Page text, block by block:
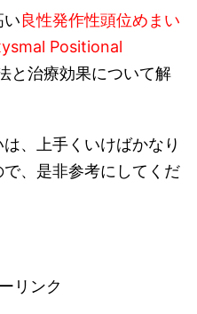
い良性発作性頭位めまい
Positional
と治療効果について解
、上手くいけばかなり
、是非参考にしてくだ
リンク